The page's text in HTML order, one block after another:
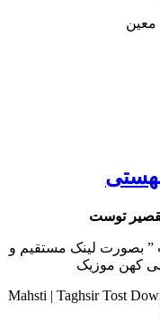
توست
” بصورت لینک مستقیم و
کهن موزیک
Mahsti | Taghsir Tost